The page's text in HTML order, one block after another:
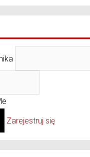
Zarejestruj się